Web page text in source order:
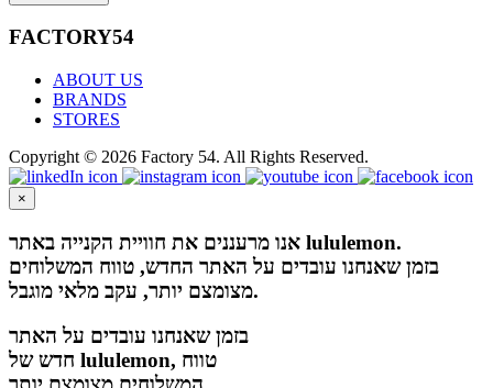
FACTORY54
ABOUT US
BRANDS
STORES
Copyright © 2026 Factory 54. All Rights Reserved.
×
אנו מרעננים את חוויית הקנייה באתר lululemon.
בזמן שאנחנו עובדים על האתר החדש, טווח המשלוחים
מצומצם יותר, עקב מלאי מוגבל.
בזמן שאנחנו עובדים על האתר
חדש של lululemon, טווח